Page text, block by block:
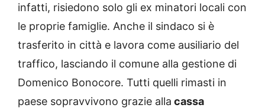
infatti, risiedono solo gli ex minatori locali con
le proprie famiglie. Anche il sindaco si è
trasferito in città e lavora come ausiliario del
traffico, lasciando il comune alla gestione di
Domenico Bonocore. Tutti quelli rimasti in
paese sopravvivono grazie alla cassa